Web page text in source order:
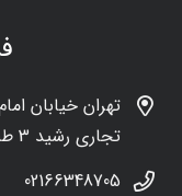
تهران خیابان
تجاری رشید 3 طبقه زیر همکف پلاک 12
02166348705